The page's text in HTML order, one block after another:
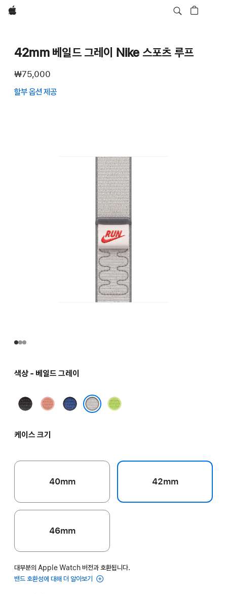
Apple
42mm 베일드 그레이 Nike 스포츠 루프
₩75,000
할부 옵션 제공
색상 - 베일드 그레이
미드나이트알펜글로우
블루
볼트
케이스 크기
40mm 42mm
46mm
대부분의 Apple Watch 버전과 호환됩니다.
밴드 호환성에 대해 더 알아보기